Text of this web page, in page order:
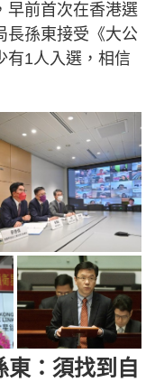
早前首次在香港選
長孫東接受《大公
有1人入選，相信
：須找到自